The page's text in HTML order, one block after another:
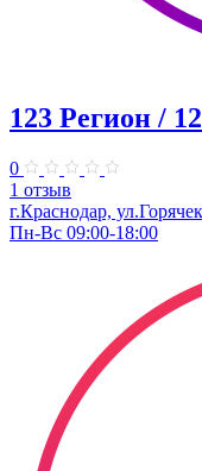
123 Регион /
0
1 отзыв
г.Краснодар,
Пн-Вс 09:00-18:00